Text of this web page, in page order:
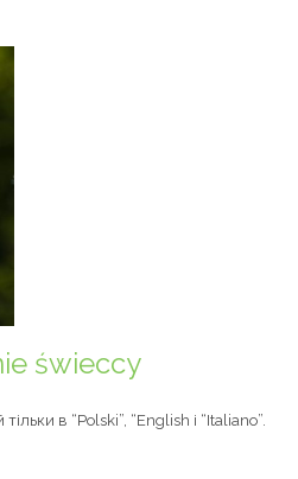
świeccy
в “Polski”, “English і “Italiano”.